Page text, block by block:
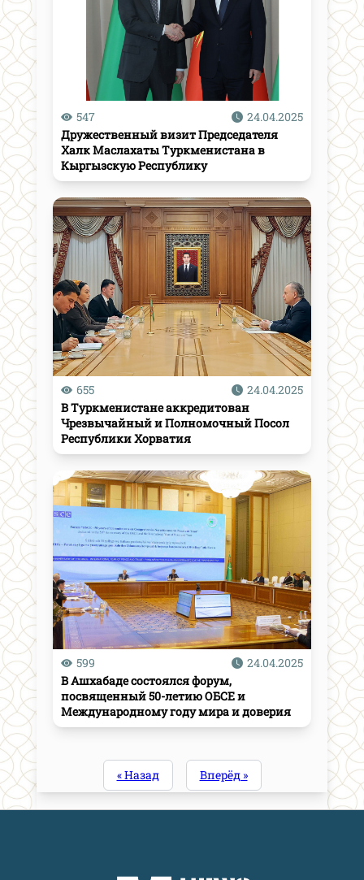
547
24.04.2025
Дружественный визит Председателя
Халк Маслахаты Туркменистана в
Кыргызскую Республику
655
24.04.2025
В Туркменистане аккредитован
Чрезвычайный и Полномочный Посол
Республики Хорватия
599
24.04.2025
В Ашхабаде состоялся форум,
посвященный 50-летию ОБСЕ и
Международному году мира и доверия
« Назад Вперёд »